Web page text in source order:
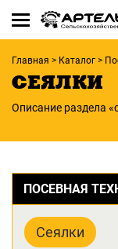
Главная > Каталог >
СЕЯЛКИ
Описание раздела
ПОСЕВНАЯ
Сеялки